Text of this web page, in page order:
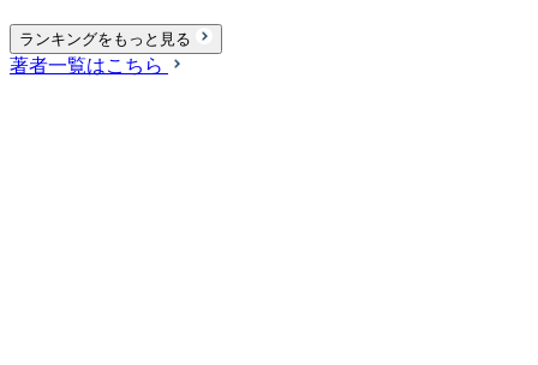
ランキングをもっと見る
著者一覧はこちら